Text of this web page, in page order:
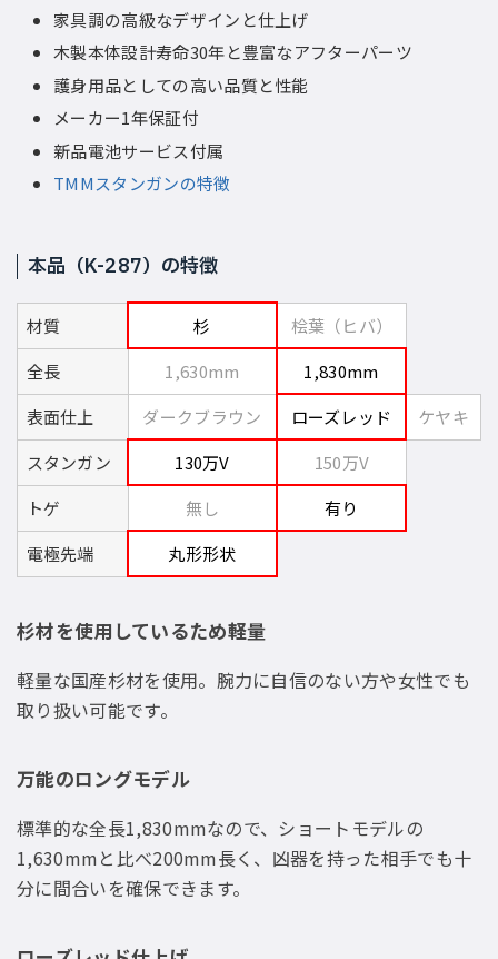
家具調の高級なデザインと仕上げ
木製本体設計寿命30年と豊富なアフターパーツ
護身用品としての高い品質と性能
メーカー1年保証付
新品電池サービス付属
TMMスタンガンの特徴
本品（K-287）の特徴
材質 杉
桧葉（ヒバ）
全長
1,630mm
1,830mm
表面仕上
ダークブラウン ローズレッド
ケヤキ
スタンガン
130万V
150万V
トゲ
無し
有り
電極先端
丸形形状
杉材を使用しているため軽量
軽量な国産杉材を使用。腕力に自信のない方や女性でも
取り扱い可能です。
万能のロングモデル
標準的な全長1,830mmなので、ショートモデルの
1,630mmと比べ200mm長く、凶器を持った相手でも十
分に間合いを確保できます。